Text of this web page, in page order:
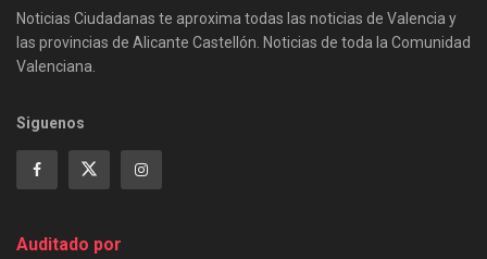
Noticias Ciudadanas te aproxima todas las noticias de Valencia y
las provincias de Alicante Castellón. Noticias de toda la Comunidad
Valenciana.
Siguenos
Auditado por